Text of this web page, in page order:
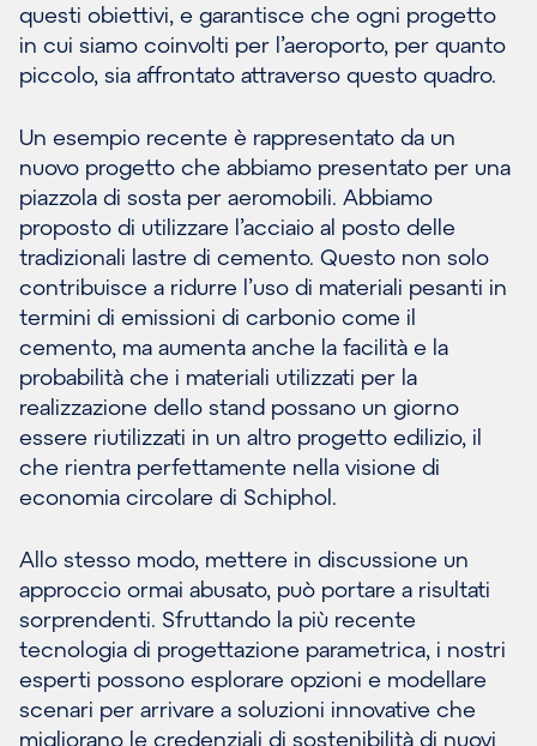
questi obiettivi, e garantisce che ogni progetto
in cui siamo coinvolti per l’aeroporto, per quanto
piccolo, sia affrontato attraverso questo quadro.
Un esempio recente è rappresentato da un
nuovo progetto che abbiamo presentato per una
piazzola di sosta per aeromobili. Abbiamo
proposto di utilizzare l’acciaio al posto delle
tradizionali lastre di cemento. Questo non solo
contribuisce a ridurre l’uso di materiali pesanti in
termini di emissioni di carbonio come il
cemento, ma aumenta anche la facilità e la
probabilità che i materiali utilizzati per la
realizzazione dello stand possano un giorno
essere riutilizzati in un altro progetto edilizio, il
che rientra perfettamente nella visione di
economia circolare di Schiphol.
Allo stesso modo, mettere in discussione un
approccio ormai abusato, può portare a risultati
sorprendenti. Sfruttando la più recente
tecnologia di progettazione parametrica, i nostri
esperti possono esplorare opzioni e modellare
scenari per arrivare a soluzioni innovative che
migliorano le credenziali di sostenibilità di nuovi